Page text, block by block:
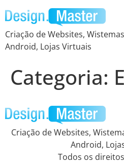
Criação de Websites,
Android, Lojas Virtuais
Categoria:
Criação de Websites,
Android,
Todos os